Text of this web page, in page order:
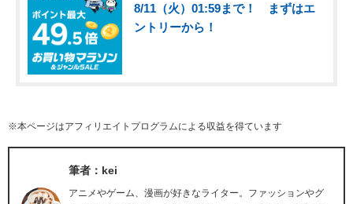
8/11（火）01:59まで！ まずはエ
ントリーから！
※本ページはアフィリエイトプログラムによる収益を得ています
筆者：kei
アニメやゲーム、漫画が好きなライター。ファッションやグ